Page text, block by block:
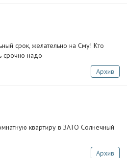
срок, желательно на Сму! Кто
срочно надо
Архив
квартиру в ЗАТО Солнечный
Архив